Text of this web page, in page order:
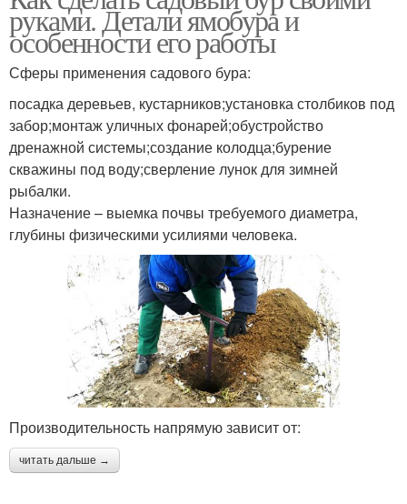
руками. Детали ямобура и
особенности его работы
Сферы применения садового бура:
посадка деревьев, кустарников;установка столбиков под
забор;монтаж уличных фонарей;обустройство
дренажной системы;создание колодца;бурение
скважины под воду;сверление лунок для зимней
рыбалки.
Назначение – выемка почвы требуемого диаметра,
глубины физическими усилиями человека.
Производительность напрямую зависит от:
читать дальше →